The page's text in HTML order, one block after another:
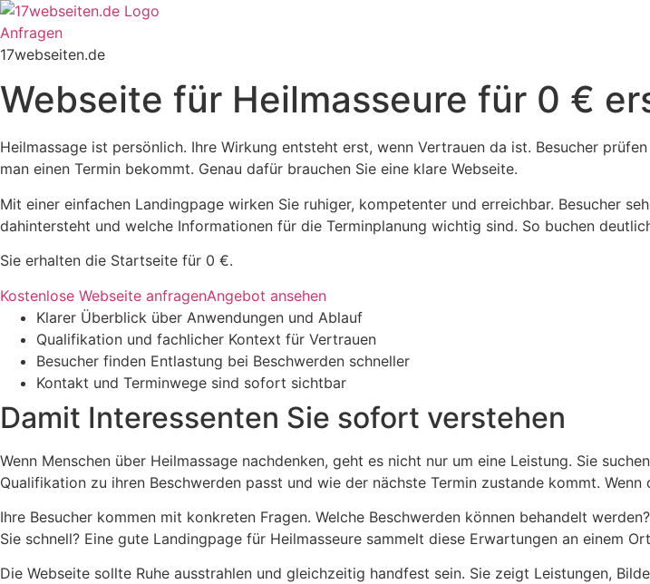
Zum
Inhalt
springen
Anfragen
17webseiten.de
Webseite für Heilmasseure für 0 €
Heilmassage ist persönlich. Ihre Wirkung entsteht erst, wenn Vertrauen da ist. Besucher
man einen Termin bekommt. Genau dafür brauchen Sie eine klare Webseite.
Mit einer einfachen Landingpage wirken Sie ruhiger, kompetenter und erreichbar. Besucher
dahintersteht und welche Informationen für die Terminplanung wichtig sind. So buchen
Sie erhalten die Startseite für 0 €.
Kostenlose Webseite anfragenAngebot ansehen
Klarer Überblick über Anwendungen und Ablauf
Qualifikation und fachlicher Kontext für Vertrauen
Besucher finden Entlastung bei Beschwerden schneller
Kontakt und Terminwege sind sofort sichtbar
Damit Interessenten Sie sofort verstehen
Wenn Menschen über Heilmassage nachdenken, geht es nicht nur um eine Leistung. Sie
Qualifikation zu ihren Beschwerden passt und wie der nächste Termin zustande kommt.
Ihre Besucher kommen mit konkreten Fragen. Welche Beschwerden können behandelt
Sie schnell? Eine gute Landingpage für Heilmasseure sammelt diese Erwartungen an einem
Die Webseite sollte Ruhe ausstrahlen und gleichzeitig handfest sein. Sie zeigt Leistungen,